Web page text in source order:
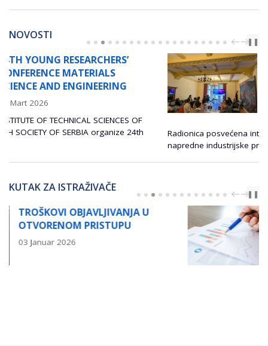
NOVOSTI
PREVNEXT
❚❚
RADIONICA „INTEGRACIJA
SIMULACIJA I EKSPERIMENATA
ZA NAPREDNE INDUSTRIJSKE
PRIMENE“
24 Januar 2026
Radionica posvećena integraciji simulacija i eksperimenata za
KUTAK ZA ISTRAŽIVAČE
PREVNEXT
❚❚
OBJAVLJIVANJE NAUČNOG
03 Januar 2026